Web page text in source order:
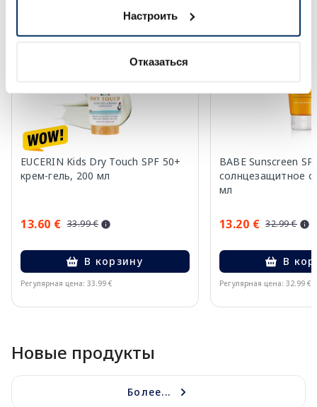
Настроить
Отказаться
-60%
EUCERIN Kids Dry Touch SPF 50+
крем-гель, 200 мл
13.60 € 33.99 €
В корзину
Регулярная цена: 33.99 €
-60%
BABE Sunscreen
солнцезащитное
мл
13.20 € 32.99 €
В
Регулярная цена: 32.99 €
Новые продукты
Более...